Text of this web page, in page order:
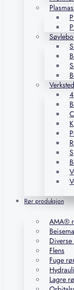
Rør produksjon
AMA®
Flens
Fuge
Lagre